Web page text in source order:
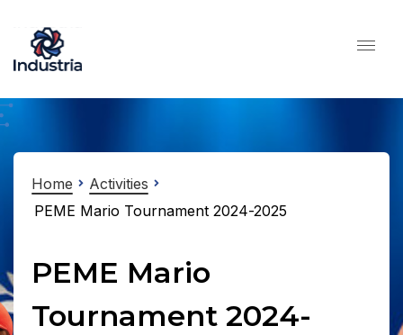
Home
Activities
PEME Mario Tournament 2024-2025
PEME Mario
Tournament 2024-